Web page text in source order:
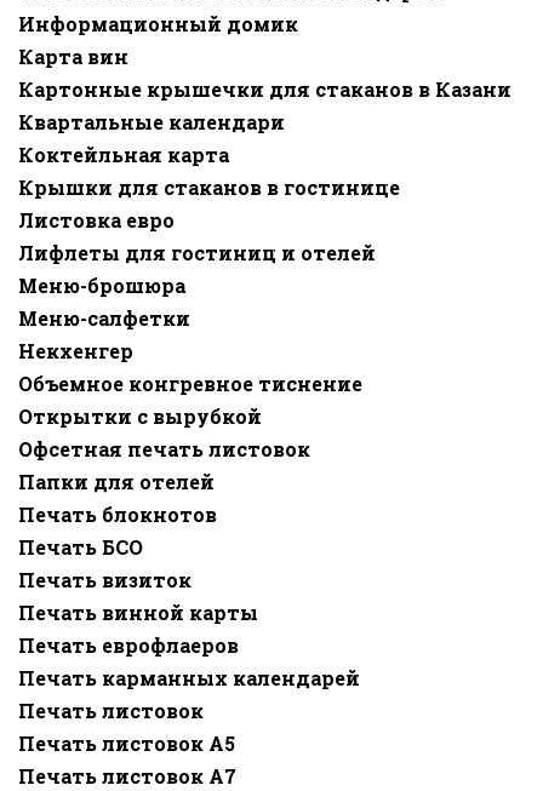
Информационный домик
Карта вин
Картонные крышечки для стаканов в Казани
Квартальные календари
Коктейльная карта
Крышки для стаканов в гостинице
Листовка евро
Лифлеты для гостиниц и отелей
Меню-брошюра
Меню-салфетки
Некхенгер
Объемное конгревное тиснение
Открытки с вырубкой
Офсетная печать листовок
Папки для отелей
Печать блокнотов
Печать БСО
Печать визиток
Печать винной карты
Печать еврофлаеров
Печать карманных календарей
Печать листовок
Печать листовок А5
Печать листовок А7